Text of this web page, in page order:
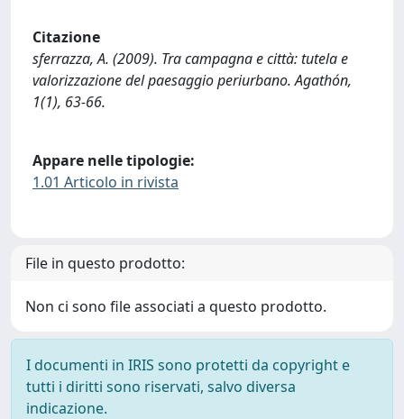
Citazione
sferrazza, A. (2009). Tra campagna e città: tutela e
valorizzazione del paesaggio periurbano. Agathón,
1(1), 63-66.
Appare nelle tipologie:
1.01 Articolo in rivista
File in questo prodotto:
Non ci sono file associati a questo prodotto.
I documenti in IRIS sono protetti da copyright e
tutti i diritti sono riservati, salvo diversa
indicazione.